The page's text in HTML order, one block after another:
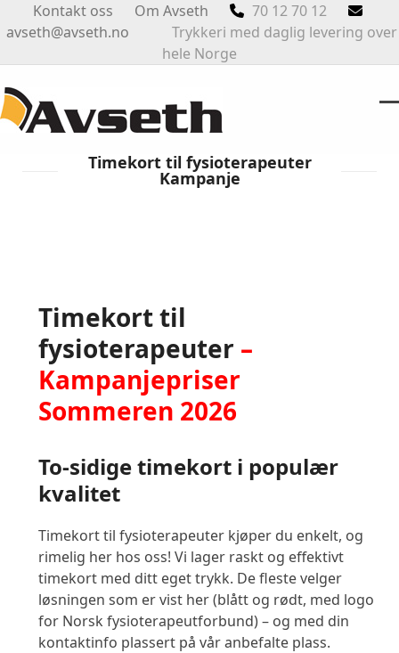
to
Kontakt oss Om Avseth
70 12 70 12
avseth@avseth.no Trykkeri med daglig levering over
hele Norge
Timekort til fysioterapeuter
Kampanje
Timekort til
fysioterapeuter –
Kampanjepriser
Sommeren 2026
To-sidige timekort i populær
kvalitet
Timekort til fysioterapeuter kjøper du enkelt, og
rimelig her hos oss! Vi lager raskt og effektivt
timekort med ditt eget trykk. De fleste velger
løsningen som er vist her (blått og rødt, med logo
for Norsk fysioterapeutforbund) – og med din
kontaktinfo plassert på vår anbefalte plass.